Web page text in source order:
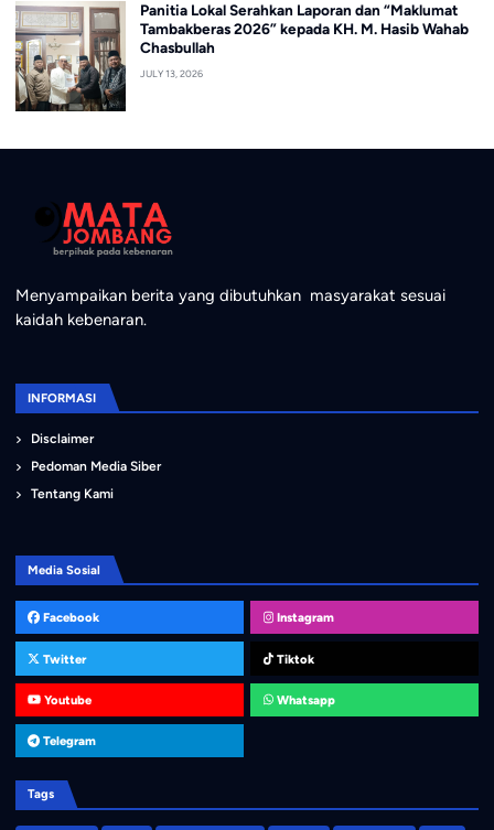
Panitia Lokal Serahkan Laporan dan “Maklumat
Tambakberas 2026” kepada KH. M. Hasib Wahab
Chasbullah
JULY 13, 2026
Menyampaikan berita yang dibutuhkan masyarakat sesuai
kaidah kebenaran.
INFORMASI
Disclaimer
Pedoman Media Siber
Tentang Kami
Media Sosial
Facebook Instagram
Twitter Tiktok
Youtube Whatsapp
Telegram
Tags